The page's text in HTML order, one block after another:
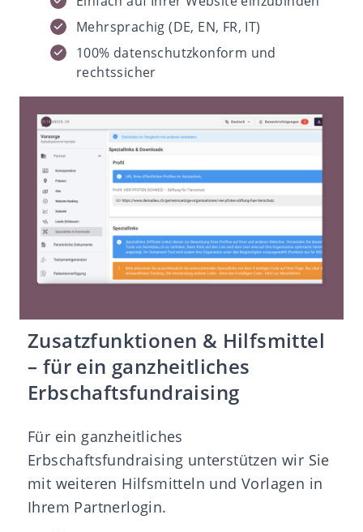
Mehrsprachig (DE, EN, FR, IT)
100% datenschutzkonform und
rechtssicher
Zusatzfunktionen & Hilfsmittel
– für ein ganzheitliches
Erbschaftsfundraising
Für ein ganzheitliches
Erbschaftsfundraising unterstützen wir Sie
mit weiteren Hilfsmitteln und Vorlagen in
Ihrem Partnerlogin.